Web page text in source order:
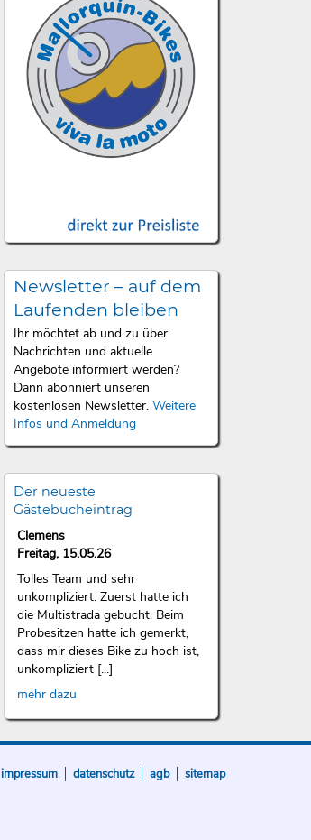
Newsletter – auf dem
Laufenden bleiben
Ihr möchtet ab und zu über
Nachrichten und aktuelle
Angebote informiert werden?
Dann abonniert unseren
kostenlosen Newsletter. Weitere
Infos und Anmeldung
Der neueste
Gästebucheintrag
Clemens
Freitag, 15.05.26
Tolles Team und sehr
unkompliziert. Zuerst hatte ich
die Multistrada gebucht. Beim
Probesitzen hatte ich gemerkt,
dass mir dieses Bike zu hoch ist,
unkompliziert [...]
mehr dazu
impressum datenschutz agb sitemap